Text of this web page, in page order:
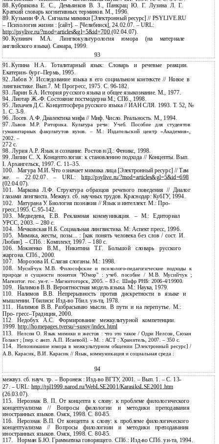
88. Кубрякова Е. С., Демьянков В. З., Панкрац Ю. Г. Лузина Л. Г.
Краткий словарь когнитивных терминов. М., 1996.
89. Кузьмин Ф.А. Сигналы мимики [Электронный ресурс] // PSYLIVE.RU
– Психология жизни : [сайт]. – [Челябинск], 24.02.07. – URL:
http://psylive.ru/?mod=articles&gl=5&id=700 (02.04.07).
90. Кулинич М.А. Лингвокультурология юмора (на материале
английского языка). Самара, 1999.
93
91. Купина Н.А. Тоталитарный язык: Словарь и речевые реакции.
Екатерин- бург–Пермь, 1995.
92. Лабов У. Исследование языка в его социальном контексте // Новое в
лингвистике. Вып.7. М: Прогресс, 1975. С. 96-182.
93. Ларин Б.А. История русского языка и общее языкознание. М., 1977.
94. Лиотар Ж.-Ф. Состояние постмодерна М.; СПб., 1998.
95. Лихачев Д.С. Концептосфера русского языка // ИАН СЛЯ. 1993. Т. 52, №
1. С. 3-9.
96. Лосев. А.Ф. Диалектика мифа // Миф. Число. Реальность. М., 1994.
97. Львов М.Р. Риторика. Культура речи: Учеб. Пособие для студентов
гуманитарных факультутов вузов. – М.: Издательский центр «Академия»,
2002. –
272 с.
98. Лурия А.Р. Язык и сознание. Ростов н/Д.: Феникс, 1998.
99. Ляпин С. Х. Концептология: к становлению подхода // Концепты. Вып.
I. Архангельск, 1997. С. 11–35.
100.
Магура М.И. Что означает мимика лица [Электронный ресурс] // Там
же. – 22.02.07. – URL:http://psylive.ru/?mod=articles&gl=5&id=698
(02.04.07).
101.
Маркова Л.Ф. Структура образцов речевого поведения // Диалог
глазами лингвиста. Межвуз. сб. научных трудов. Краснодар: КубГУ, 1994.
102.
Матурана У. Биология познания // Язык и интеллект. М.: Про-
гресс,1995. С.95-142.
103.
Медведева, Е.В. Рекламная коммуникация. – М.: Едиториал
УРСС, 2003. – 280 с.
104.
Мечковская Н.Б. Социальная лингвистика. М: Аспект пресс, 1996.
105. Мимика, жесты, позы... : [как понять человека без слов / сост. И.
Любин]. – СПб. : Комплект, 1997. – 180 с.
106.
Мокиенко В.М., Никитина Т.Г. Большой словарь русского
жаргона. СПб., 2000.
107.
Морозова И. Слагая слоганы. М.: 1998.
108.
Мусийчук М.В. Философские ипсихолого-педагогические подходы к
природе и сущности понятия "Юмор" : учеб. пособие / М.В. Мусийчук ;
Магнитог. гос. ун-т. – Магнитогорск, 2005. – 83 с. Шифр РНБ: 2006-4/19900.
109.
Налимов В.В. Вероятностная модель языка. М.: Наука, 1979.
110.
Налимов В.В. Непрерывность против дискретности в языке и
мышлении. Тбилиси:Изд-во Тбил. ун-та, 1978.
111.
Налимов В.В. Разбрасываю мысли. В пути и на перепутье. М.:
Про-гресс–Традиция, 2000.
112.
Недобух А.С. Формирование межкультурной компетенции.
1999.http://homepages.tversu/~susov/index.html
113.
Нелсон О. Язык мимики и жестов : что это такое / Одри Нелсон, Сюзан
Голант ; [пер. с англ. А.П. Исаевой]. – М. : АСТ : Хранитель, 2007. – 350 с.
114.
Непонимание юмора в межкультурном общении [Электронный ресурс] /
А.В. Карасик, В.И. Карасик // Язык, коммуникация и социальная среда :
94
межвуз. сб. науч. тр. – Воронеж : Изд-во ВГТУ, 2001. – Вып. 1. – С. 13-
27. – URL: http://tpl1999.narod.ru/WebLSE2001/KarasiksLSE2001.htm
(26.03.07).
115.
Нерознак В. П. От концепта к слову: к проблеме филологического
концептуализма // Вопросы филологии и методики преподавания
иностранных языков. Омск, 1998. С.80-85.
116.
Нерознак В.П. От концепта к слову: к проблеме филологического
концептуализма // Вопросы филологиии и методики преподавания
иностранных языков. Омск, 1998. С.80-85.
117.
Норман Б.Ю. Грамматика говорящего. СПб.: Изд-во СПб. ун-та, 1994.